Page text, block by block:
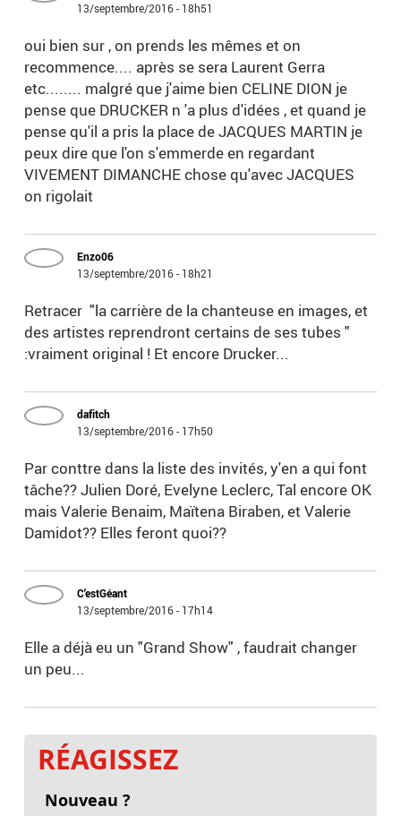
13/septembre/2016 - 18h51
oui bien sur , on prends les mêmes et on
recommence.... après se sera Laurent Gerra
etc........ malgré que j'aime bien CELINE DION je
pense que DRUCKER n 'a plus d'idées , et quand je
pense qu'il a pris la place de JACQUES MARTIN je
peux dire que l'on s'emmerde en regardant
VIVEMENT DIMANCHE chose qu'avec JACQUES
on rigolait
Enzo06
13/septembre/2016 - 18h21
Retracer "la carrière de la chanteuse en images, et
des artistes reprendront certains de ses tubes "
:vraiment original ! Et encore Drucker...
dafitch
13/septembre/2016 - 17h50
Par conttre dans la liste des invités, y'en a qui font
tâche?? Julien Doré, Evelyne Leclerc, Tal encore OK
mais Valerie Benaim, Maïtena Biraben, et Valerie
Damidot?? Elles feront quoi??
C'estGéant
13/septembre/2016 - 17h14
Elle a déjà eu un "Grand Show" , faudrait changer
un peu...
RÉAGISSEZ
Nouveau ?